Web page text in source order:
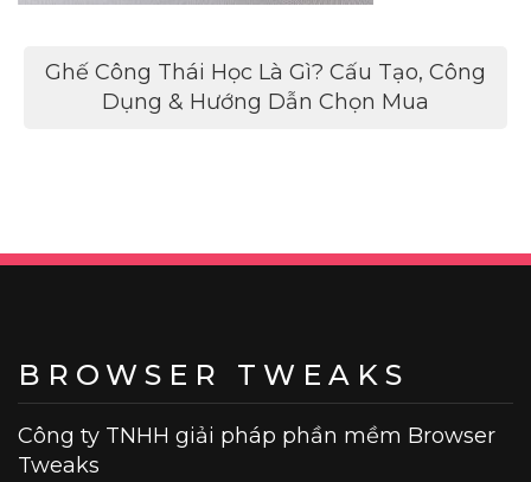
Điều
hướng
Ghế Công Thái Học Là Gì? Cấu Tạo, Công
Dụng & Hướng Dẫn Chọn Mua
BROWSER TWEAKS
Công ty TNHH giải pháp phần mềm Browser
Tweaks